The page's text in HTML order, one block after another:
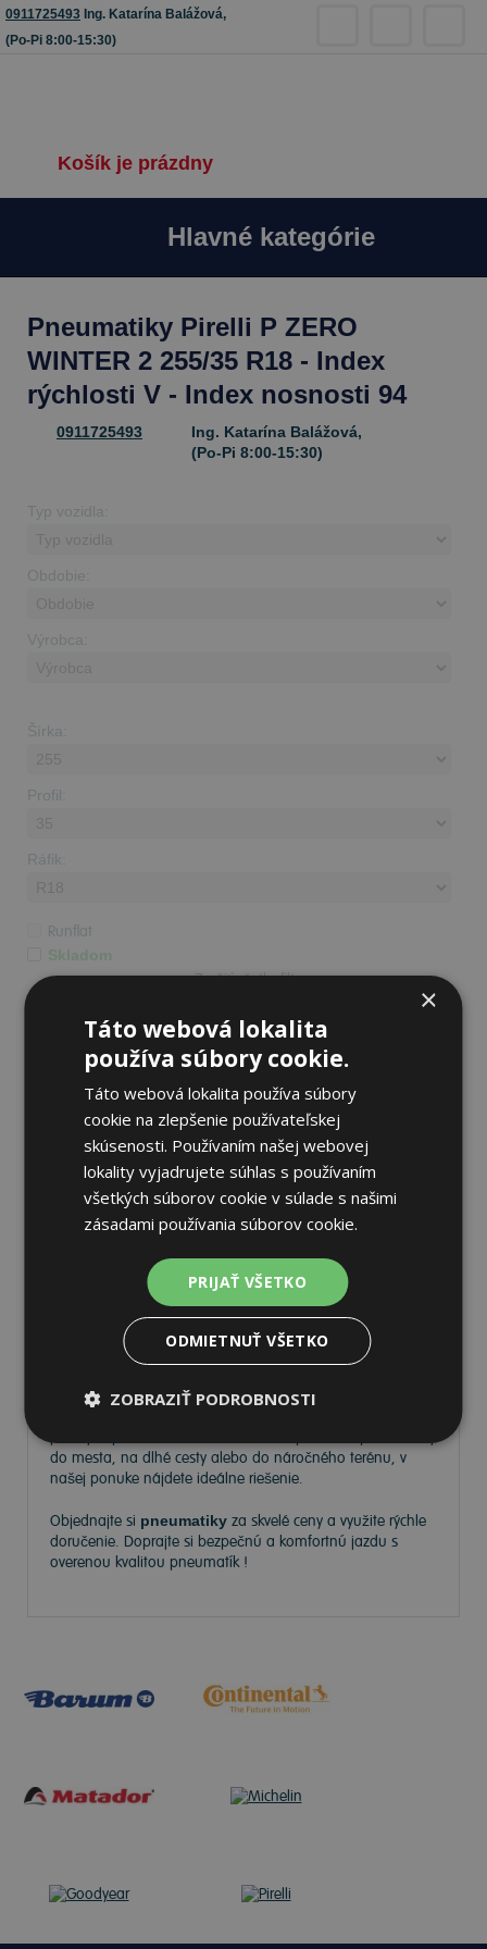
0911725493 Ing. Katarína Balážová,
(Po-Pi 8:00-15:30)
Košík je prázdny
Hlavné kategórie
Pneumatiky Pirelli P ZERO
WINTER 2 255/35 R18 - Index
rýchlosti V - Index nosnosti 94
0911725493
Ing. Katarína Balážová,
(Po-Pi 8:00-15:30)
Typ vozidla:
Obdobie:
Výrobca:
Šírka:
Profil:
Ráfik:
Runflat
Skladom
Zrušiť všetky filtre
Hľadaj pneu
Zoradiť: Najpredávanejšie
Od najlacnejšieho
Pneumatiky – kvalita a
spoľahlivosť na každej ceste
Vyberte si kvalitné pneumatiky, ktoré patria medzi
popredné značky na trhu. Vďaka inovatívnym
technológiám a precíznemu spracovaniu ponúkajú
vynikajúce jazdné vlastnosti, dlhú životnosť a vysokú
do mesta, na dlhé cesty alebo do náročného terénu, v
našej ponuke nájdete ideálne riešenie.
Objednajte si pneumatiky za skvelé ceny a využite rýchle
doručenie. Doprajte si bezpečnú a komfortnú jazdu s
overenou kvalitou pneumatík !
×
Táto webová lokalita
používa súbory cookie.
Táto webová lokalita používa súbory
cookie na zlepšenie používateľskej
skúsenosti. Používaním našej webovej
lokality vyjadrujete súhlas s používaním
všetkých súborov cookie v súlade s našimi
zásadami používania súborov cookie.
PRIJAŤ VŠETKO
ODMIETNUŤ VŠETKO
ZOBRAZIŤ PODROBNOSTI